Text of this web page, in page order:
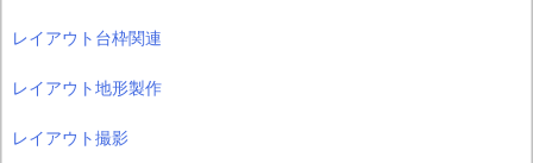
レイアウト台枠関連
レイアウト地形製作
レイアウト撮影